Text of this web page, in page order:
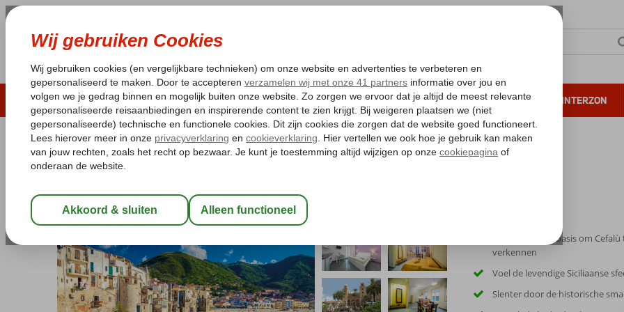
LAST MINUTE ZOMER 2026 ZONVAKANTIE VERRE REIZEN ALL INCLUSIVE WINTERZON
Pakketgarantie Laagsteprijsgarantie* Gratis annuleren*
Home
Italië Sicilië Cefalù
Historico Apartments
Logies-Appartement
Perfecte uitvalsbasis om Cefalù
verkennen
Voel de levendige Siciliaanse
Slenter door de historische